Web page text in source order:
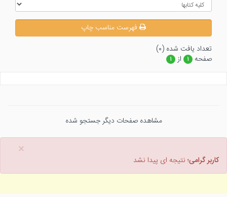
فهرست مناسب چاپ
تعداد يافت شده (۰)
صفحه
۱ از ۱
مشاهده صفحات دیگر جستجو شده
×
کاربر گرامی؛ نتیجه ای پیدا نشد